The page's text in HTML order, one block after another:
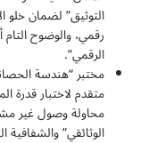
التوثيق” لضمان خلو
رقمي، والوضوح
الرقمي”.
مختبر “هندسة
متقدم لاختبار قدرة
محاولة وصول غير
الوثائقي” والشفافية